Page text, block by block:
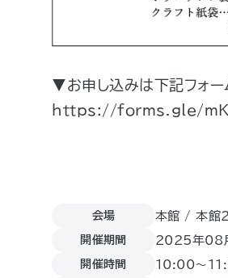
▼お申し込みは下記フォー
https://forms.gle/
会場 本館 / 本館
開催期間 2025年08
開催時間 10:00～